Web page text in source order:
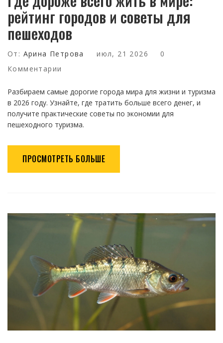
рейтинг городов и советы для
пешеходов
От: Арина Петрова июл, 21 2026
0
Комментарии
Разбираем самые дорогие города мира для жизни и туризма
в 2026 году. Узнайте, где тратить больше всего денег, и
получите практические советы по экономии для
пешеходного туризма.
ПРОСМОТРЕТЬ БОЛЬШЕ